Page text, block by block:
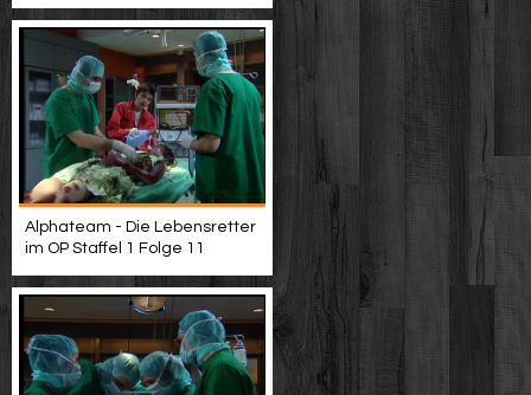
Alphateam - Die Lebensretter
im OP Staffel 1 Folge 11